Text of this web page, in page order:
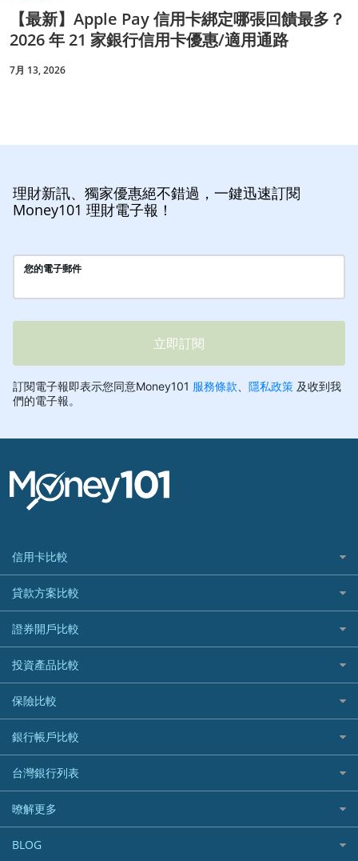
【最新】Apple Pay 信用卡綁定哪張回饋最多？
2026 年 21 家銀行信用卡優惠/適用通路
7月 13, 2026
理財新訊、獨家優惠絕不錯過，一鍵迅速訂閱
Money101 理財電子報！
信用卡比較
信用卡情境類別推薦
所有信用卡
精選推薦
國內外現金回饋
繳稅優惠
航空哩程回饋
加油優惠
分期零利率優惠
首刷禮優惠
網購優惠
貸款方案比較
快速線上貸款推薦
最完整貸款資訊一次看
繳稅貸款
貸款計算機
車貸計算機
精選貸款推薦
信貸利率比較
一般個人貸款
優質客戶貸款
證券開戶比較
台股證券戶
美股證券戶
投資產品比較
機器人投資
加密貨幣
外幣定存
保險比較
住宅險
汽車保險
機車保險
寵物險
銀行帳戶比較
財富管理帳戶
數位存款帳戶
美元定存
台灣銀行列表
銀行與合作機構列表
銀行客服電話
暸解更多
加入我們
BLOG